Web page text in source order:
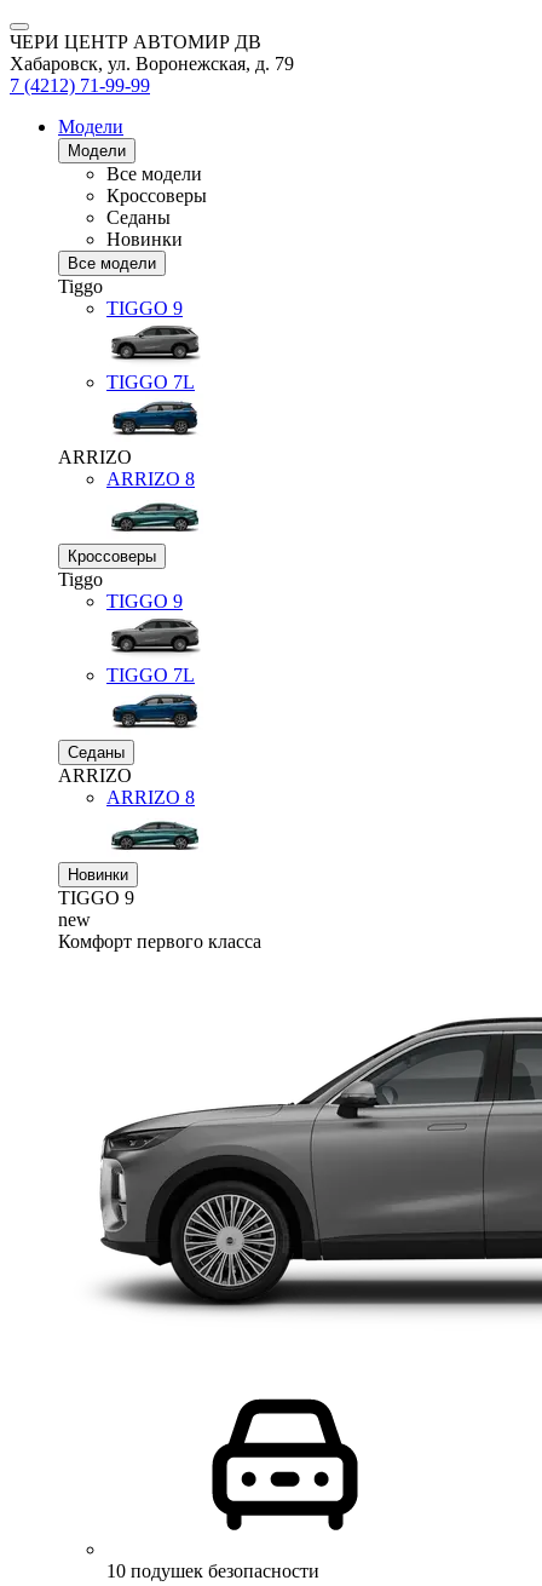
ЧЕРИ ЦЕНТР АВТОМИР ДВ
Хабаровск, ул. Воронежская, д. 79
7 (4212) 71-99-99
Модели
Модели
Все модели
Кроссоверы
Седаны
Новинки
Все модели
Tiggo
TIGGO 9
TIGGO 7L
ARRIZO
ARRIZO 8
Кроссоверы
Tiggo
TIGGO 9
TIGGO 7L
Седаны
ARRIZO
ARRIZO 8
Новинки
TIGGO 9
new
Комфорт первого класса
10 подушек безопасности